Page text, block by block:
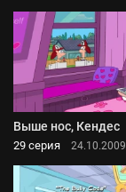
Выше нос, Кендес
29 серия 24.10.2009